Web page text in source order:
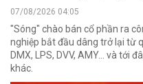
07/08/2026 04:05
"Sóng" chào bán cổ phần ra
nghiệp bắt đầu dâng trở lại từ
DMX, LPS, DVV, AMY... và tới
khác.